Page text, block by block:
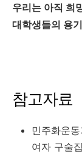
우리는 아직 희
대학생들의 용
참고자료
민주화운
여자 구술집